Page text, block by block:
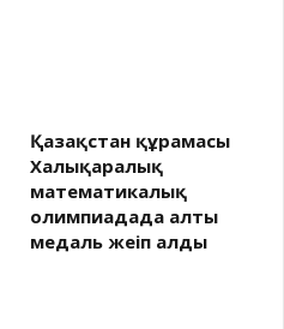
Қазақстан құрамасы
Халықаралық
математикалық
олимпиадада алты
медаль жеңіп алды